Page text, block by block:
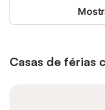
Casas de férias